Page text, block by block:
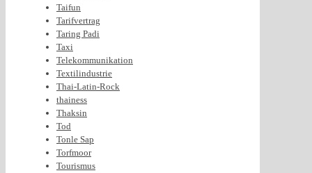
Taifun
Tarifvertrag
Taring Padi
Taxi
Telekommunikation
Textilindustrie
Thai-Latin-Rock
thainess
Thaksin
Tod
Tonle Sap
Torfmoor
Tourismus